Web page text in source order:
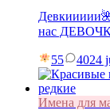
нас
55 4024
Имена для